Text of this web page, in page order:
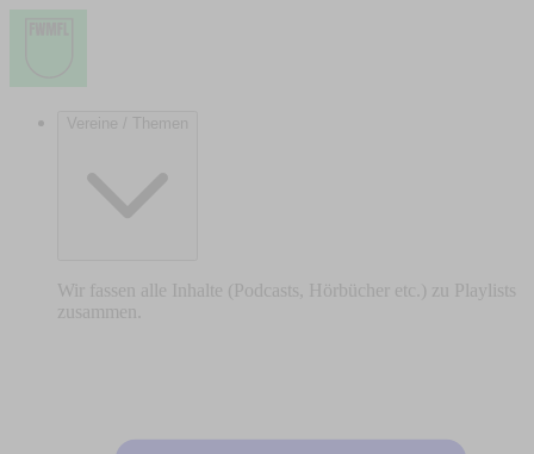
Vereine / Themen
Wir fassen alle Inhalte (Podcasts, Hörbücher etc.) zu Playlists
zusammen.